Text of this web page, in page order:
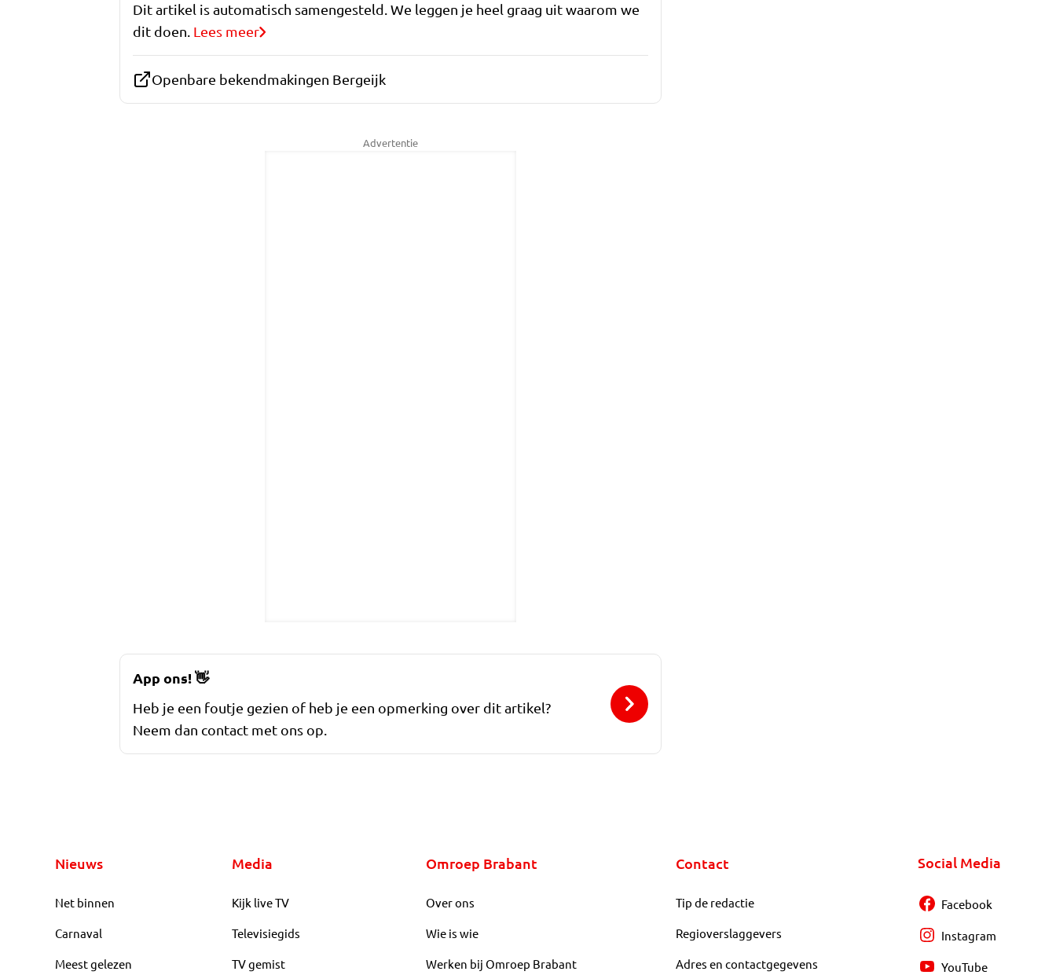
Dit artikel is automatisch samengesteld. We leggen je heel graag uit waarom we
dit doen. Lees meer
Openbare bekendmakingen Bergeijk
Advertentie
App ons!👋
Heb je een foutje gezien of heb je een opmerking over dit artikel?
Neem dan contact met ons op.
Nieuws
Net binnen
Carnaval
Meest gelezen
Media
Kijk live TV
Televisiegids
TV gemist
Omroep Brabant
Over ons
Wie is wie
Werken bij Omroep Brabant
Contact
Tip de redactie
Regioverslaggevers
Adres en contactgegevens
Social Media
Facebook
Instagram
YouTube